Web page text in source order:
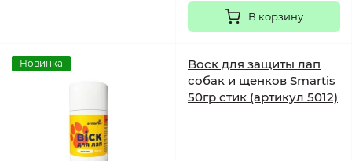
В корзину
Новинка
Воск для защиты лап
собак и щенков Smartis
50гр стик (артикул 5012)